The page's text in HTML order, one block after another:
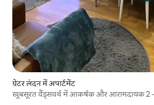
ग्रेटर लंदन में अपार्टमेंट
खूबसूरत वैंड्सवर्थ में आकर्षक और आरामदायक 2